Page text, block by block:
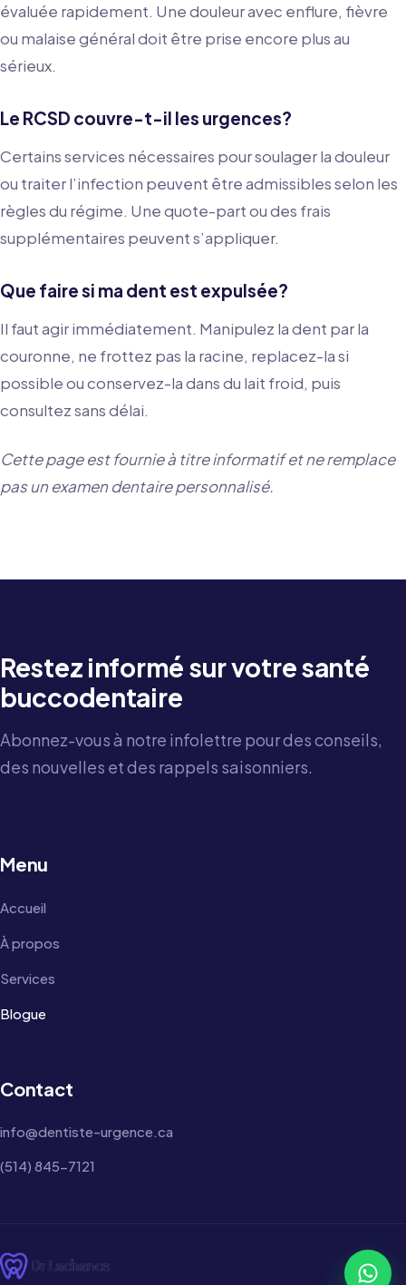
évaluée rapidement. Une douleur avec enflure, fièvre
ou malaise général doit être prise encore plus au
sérieux.
Le RCSD couvre-t-il les urgences?
Certains services nécessaires pour soulager la douleur
ou traiter l’infection peuvent être admissibles selon les
règles du régime. Une quote-part ou des frais
supplémentaires peuvent s’appliquer.
Que faire si ma dent est expulsée?
Il faut agir immédiatement. Manipulez la dent par la
couronne, ne frottez pas la racine, replacez-la si
possible ou conservez-la dans du lait froid, puis
consultez sans délai.
Cette page est fournie à titre informatif et ne remplace
pas un examen dentaire personnalisé.
Restez informé sur votre santé
buccodentaire
Abonnez-vous à notre infolettre pour des conseils,
des nouvelles et des rappels saisonniers.
Menu
Accueil
À propos
Services
Blogue
Contact
info@dentiste-urgence.ca
(514) 845-7121